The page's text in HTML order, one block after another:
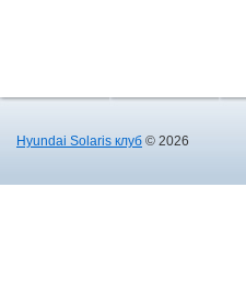
Hyundai Solaris клуб © 2026